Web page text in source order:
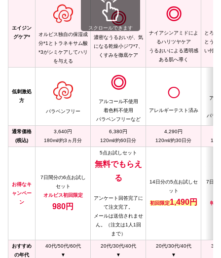
エイジン
グケア*
オルビス独自の保湿成
分*1とトラネキサム酸
*3がシミケアしてハリ
を与える
◎
濃密なうるおいが、気
になる乾燥小ジワ*7、
くすみを徹底ケア
◎
ナイアシンアミドによ
るハリツヤケア
うるおいによる透明感
ある肌へ導く
とろみ
とうる
い付く
低刺激処
方
パラベンフリー
◎
アルコール不使用
着色料不使用
パラペンフリーなど
◯
アレルギーテスト済み
アル
パラ
通常価格
(税込)
3,640円
180ml/約3ヵ月分
6,380円
120ml/約60日分
4,290円
120ml/約30日分
お得なキ
ャンペー
ン
7日間分の6点お試し
セット
オルビス初回限定
980円
5点お試しセット
無料でもらえ
る
アンケート回答完了に
て注文完了。
メールは送信されませ
ん。（注文は1人1回
まで）
14日分の5点お試しセ
ット
初回限定1,490円
7日分
特価
おすすめ
の年代
40代/50代/60代
▼
20代/30代/40代
▼
20代/30代/40代
▼
30
スクロールできます